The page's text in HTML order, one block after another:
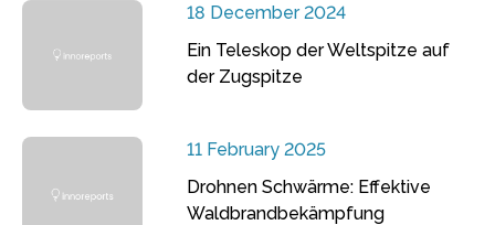
18 December 2024
Ein Teleskop der Weltspitze auf
der Zugspitze
11 February 2025
Drohnen Schwärme: Effektive
Waldbrandbekämpfung